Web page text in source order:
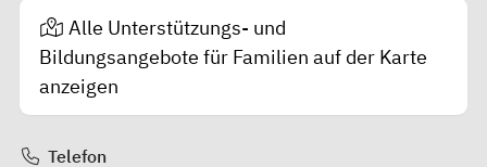
Alle Unterstützungs- und
Bildungsangebote für Familien auf der Karte
anzeigen
Telefon